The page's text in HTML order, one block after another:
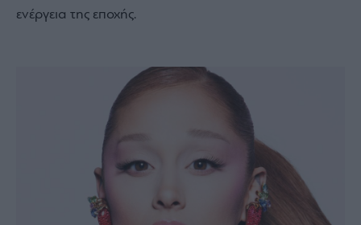
ενέργεια της εποχής.